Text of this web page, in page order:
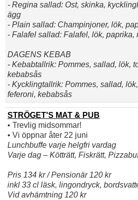
- Regina sallad: Ost, skinka,
ägg
- Plain sallad: Champinjoner, lök,
- Falafel sallad: Falafel, lök, paprika,
DAGENS KEBAB
- Kebabtallrik: Pommes, sallad, lök,
kebabsås
- Kycklingtallrik: Pommes, sallad,
feferoni, kebabsås
STRÖGET'S MAT & PUB
• Trevlig midsommar!
• Vi öppnar åter 22 juni
Lunchbuffe varje helgfri vardag
Varje dag – Kötträtt, Fiskrätt,
Pris 134 kr / Pensionär 120 kr
inkl 33 cl läsk, lingondryck,
Vid avhämtning 120 kr